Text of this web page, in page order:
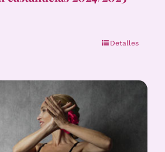
Detalles